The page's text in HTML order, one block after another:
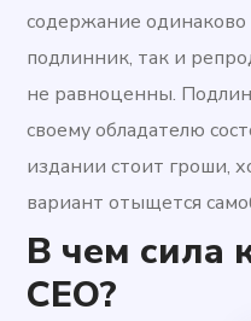
содержание
подлинник, так и
не равноценны.
своему обладателю
издании стоит гроши,
вариант отыщется
В чем сила
СЕО?